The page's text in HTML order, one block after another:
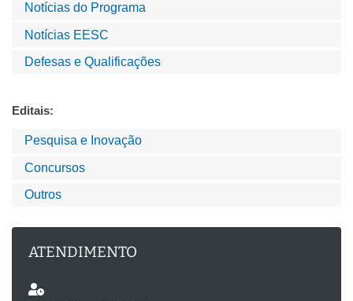
Notícias do Programa
Notícias EESC
Defesas e Qualificações
Editais:
Pesquisa e Inovação
Concursos
Outros
ATENDIMENTO